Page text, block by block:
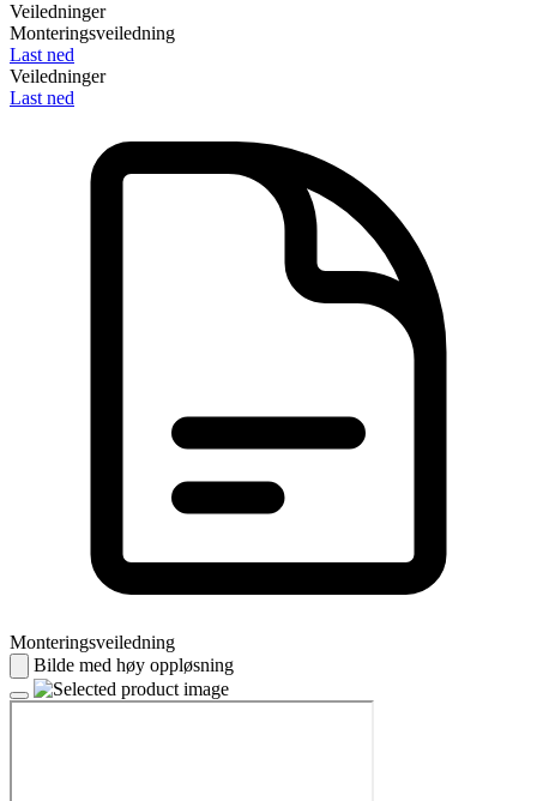
Veiledninger
Monteringsveiledning
Last ned
Veiledninger
Last ned
Monteringsveiledning
Bilde med høy oppløsning